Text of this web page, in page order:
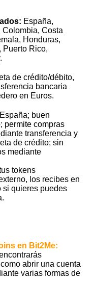
España,
Costa
Honduras,
Puerto Rico,
de crédito/débito,
bancaria
en Euros.
buen
permite compras
transferencia y
de crédito; sin
mediante
tokens
los recibes en
si quieres puedes
en Bit2Me:
abrir una cuenta
varias formas de